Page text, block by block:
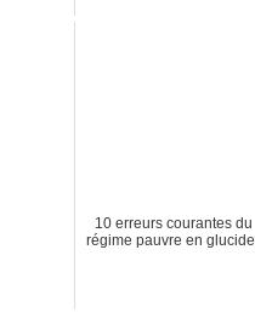
10 erreurs courantes du
régime pauvre en